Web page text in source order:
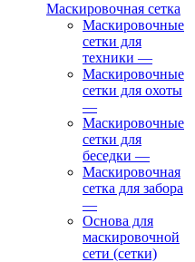
Маскировочная сетка
Маскировочные
сетки для
техники —
Маскировочные
сетки для охоты
—
Маскировочные
сетки для
беседки —
Маскировочная
сетка для забора
—
Основа для
маскировочной
сети (сетки)